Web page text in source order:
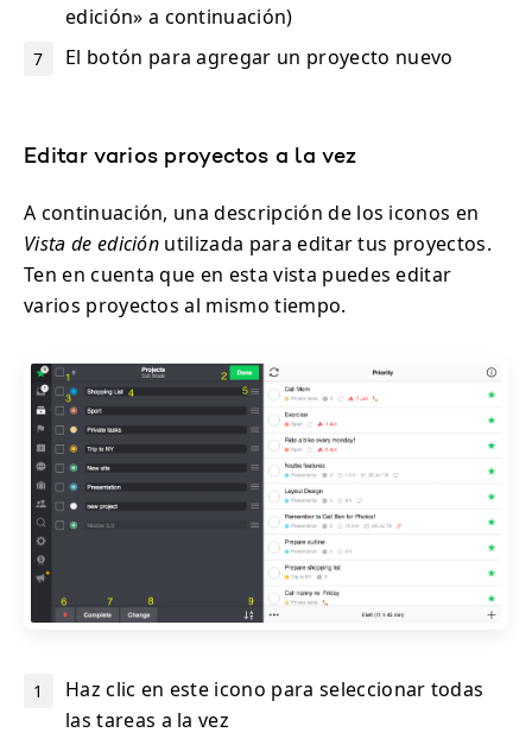
edición» a continuación)
El botón para agregar un proyecto nuevo
Editar varios proyectos a la vez
A continuación, una descripción de los iconos en
Vista de edición utilizada para editar tus proyectos.
Ten en cuenta que en esta vista puedes editar
varios proyectos al mismo tiempo.
Haz clic en este icono para seleccionar todas
las tareas a la vez